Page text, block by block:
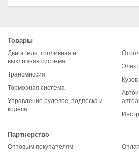
Товары
Двигатель, топливная и
выхлопная система
Трансмиссия
Тормозная система
Управление рулевое, подвеска и
колеса
Партнерство
Оптовым покупателям